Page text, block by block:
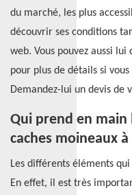
du marché, les plus
découvrir ses conditions
web. Vous pouvez aussi
pour plus de détails si
Demandez-lui un devis de
Qui prend en main
caches moineaux
Les différents éléments
En effet, il est très